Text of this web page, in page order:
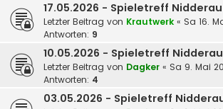
17.05.2026 - Spieletreff Nidderau
Letzter Beitrag von Krautwerk « Sa 16.
Antworten: 9
10.05.2026 - Spieletreff Nidderau
Letzter Beitrag von Dagker « Sa 9. Mai
Antworten: 4
03.05.2026 - Spieletreff